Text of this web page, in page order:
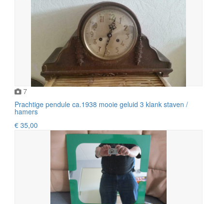
7
Prachtige pendule ca.1938 mooie geluid 3 klank staven /
hamers
€ 35,00